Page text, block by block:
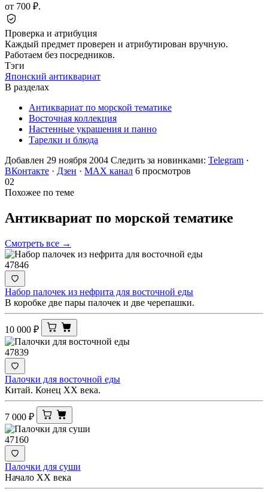
от 700 ₽.
Проверка и атрибуция
Каждый предмет проверен и атрибутирован вручную.
Работаем без посредников.
Тэги
Японский антиквариат
В разделах
Антиквариат по морской тематике
Восточная коллекция
Настенные украшения и панно
Тарелки и блюда
Добавлен 29 ноября 2004 Следить за новинками: Telegram ·
ВКонтакте · Дзен · MAX канал 6 просмотров
02
Похожее по теме
Антиквариат по морской тематике
Смотреть все →
47846
Набор палочек из нефрита для восточной еды
В коробке две пары палочек и две черепашки.
10 000 ₽
47839
Палочки для восточной еды
Китай. Конец ХХ века.
7 000 ₽
47160
Палочки для суши
Начало XX века